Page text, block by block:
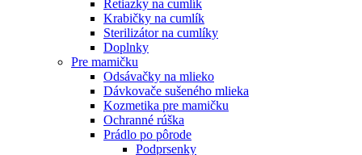
Retiazky na cumlík
Krabičky na cumlík
Sterilizátor na cumlíky
Doplnky
Pre mamičku
Odsávačky na mlieko
Dávkovače sušeného mlieka
Kozmetika pre mamičku
Ochranné rúška
Prádlo po pôrode
Podprsenky